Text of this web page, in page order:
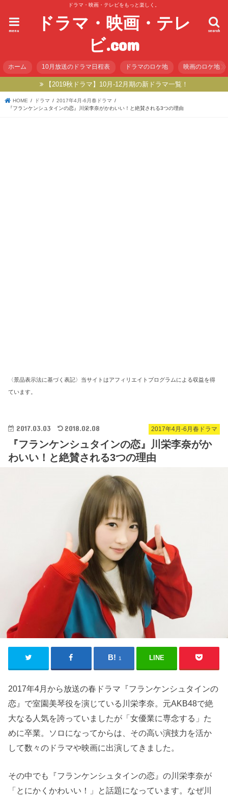
ドラマ・映画・テレビをもっと楽しく。
ドラマ・映画・テレ
ビ.com
search
menu
ホーム 10月放送のドラマ日程表 ドラマのロケ地 映画のロケ地
【2019秋ドラマ】10月-12月期の新ドラマ一覧！
HOME ドラマ
2017年4月-6月春ドラマ
『フランケンシュタインの恋』川栄李奈がかわいい！と絶賛される3つの理由
〈景品表示法に基づく表記〉当サイトはアフィリエイトプログラムによる収益を得
ています。
2017年4月-6月春ドラマ
2017.03.03 2018.02.08
『フランケンシュタインの恋』川栄李奈がか
わいい！と絶賛される3つの理由
1 LINE
2017年4月から放送の春ドラマ『フランケンシュタインの
恋』で室園美琴役を演じている川栄李奈。元AKB48で絶
大なる人気を誇っていましたが「女優業に専念する」た
めに卒業。ソロになってからは、その高い演技力を活か
して数々のドラマや映画に出演してきました。
その中でも『フランケンシュタインの恋』の川栄李奈が
「とにかくかわいい！」と話題になっています。なぜ川